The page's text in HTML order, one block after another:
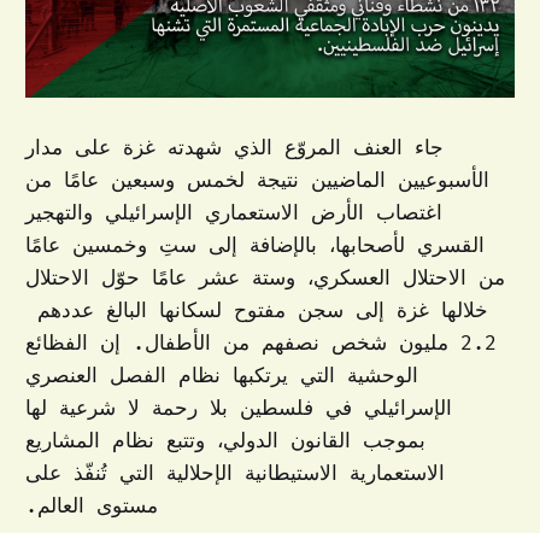
جاء العنف المروّع الذي شهدته غزة على مدار
الأسبوعيين الماضيين نتيجة لخمس وسبعين عامًا من
اغتصاب الأرض الاستعماري الإسرائيلي والتهجير
القسري لأصحابها، بالإضافة إلى ستِ وخمسين عامًا
من الاحتلال العسكري، وستة عشر عامًا حوّل الاحتلال
خلالها غزة إلى سجن مفتوح لسكانها البالغ عددهم
2.2 مليون شخص نصفهم من الأطفال. إن الفظائع
الوحشية التي يرتكبها نظام الفصل العنصري
الإسرائيلي في فلسطين بلا رحمة لا شرعية لها
بموجب القانون الدولي، وتتبع نظام المشاريع
الاستعمارية الاستيطانية الإحلالية التي تُنفّذ على
مستوى العالم.